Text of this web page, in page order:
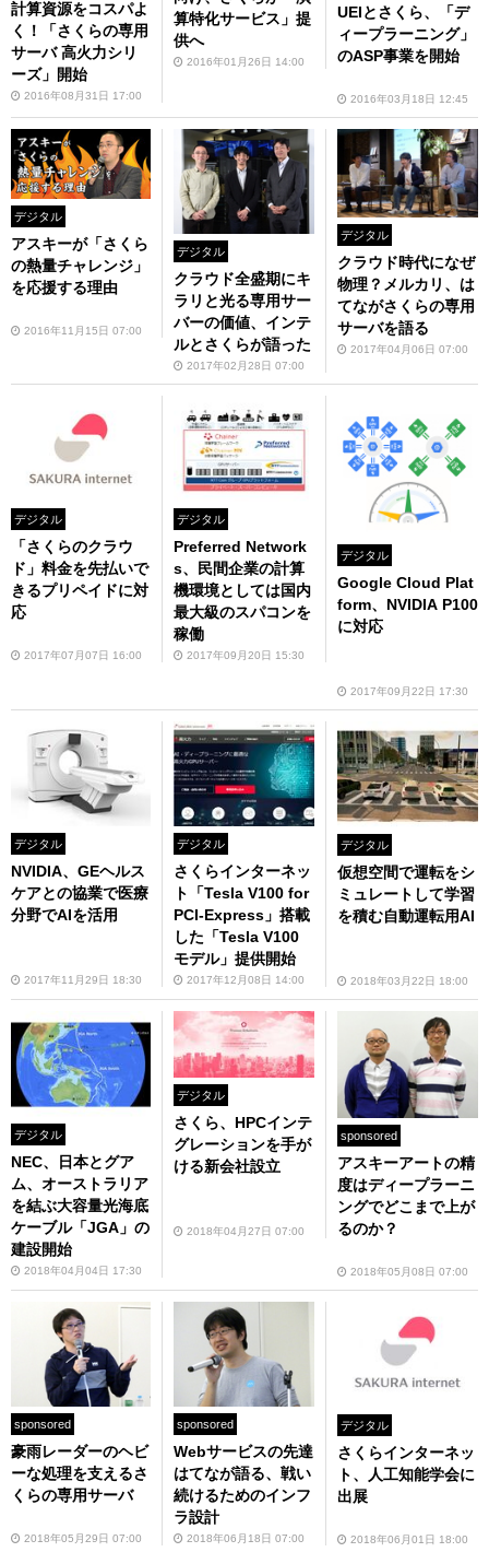
計算資源をコスパよ
く！「さくらの専用
サーバ 高火力シリ
ーズ」開始
2016年08月31日 17:00
算特化サービス」提
供へ
2016年01月26日 14:00
UEIとさくら、「デ
ィープラーニング」
のASP事業を開始
2016年03月18日 12:45
デジタル
アスキーが「さくら
の熱量チャレンジ」
を応援する理由
2016年11月15日 07:00
デジタル
クラウド全盛期にキ
ラリと光る専用サー
バーの価値、インテ
ルとさくらが語った
2017年02月28日 07:00
デジタル
クラウド時代になぜ
物理？メルカリ、は
てながさくらの専用
サーバを語る
2017年04月06日 07:00
デジタル
「さくらのクラウ
ド」料金を先払いで
きるプリペイドに対
応
2017年07月07日 16:00
デジタル
Preferred Network
s、民間企業の計算
機環境としては国内
最大級のスパコンを
稼働
2017年09月20日 15:30
デジタル
Google Cloud Plat
form、NVIDIA P100
に対応
2017年09月22日 17:30
デジタル
NVIDIA、GEヘルス
ケアとの協業で医療
分野でAIを活用
2017年11月29日 18:30
デジタル
さくらインターネッ
ト「Tesla V100 for
PCI-Express」搭載
した「Tesla V100
モデル」提供開始
2017年12月08日 14:00
デジタル
仮想空間で運転をシ
ミュレートして学習
を積む自動運転用AI
2018年03月22日 18:00
デジタル
NEC、日本とグア
ム、オーストラリア
を結ぶ大容量光海底
ケーブル「JGA」の
建設開始
2018年04月04日 17:30
デジタル
さくら、HPCインテ
グレーションを手が
ける新会社設立
2018年04月27日 07:00
sponsored
アスキーアートの精
度はディープラーニ
ングでどこまで上が
るのか？
2018年05月08日 07:00
sponsored
豪雨レーダーのヘビ
ーな処理を支えるさ
くらの専用サーバ
2018年05月29日 07:00
sponsored
Webサービスの先達
はてなが語る、戦い
続けるためのインフ
ラ設計
2018年06月18日 07:00
デジタル
さくらインターネッ
ト、人工知能学会に
出展
2018年06月01日 18:00